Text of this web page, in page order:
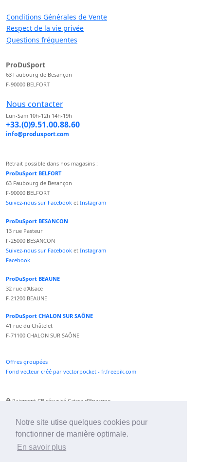
Notre site utise quelques cookies pour
fonctionner de manière optimale.
En savoir plus
Conditions Générales de Vente
Respect de la vie privée
Questions fréquentes
ProDuSport
63 Faubourg de Besançon
F-90000 BELFORT
Nous contacter
Lun-Sam 10h-12h 14h-19h
+33.(0)9.51.00.88.60
info@produsport.com
Retrait possible dans nos magasins :
ProDuSport BELFORT
63 Faubourg de Besançon
F-90000 BELFORT
Suivez-nous sur Facebook et Instagram
ProDuSport BESANCON
13 rue Pasteur
F-25000 BESANCON
Suivez-nous sur Facebook et Instagram
Facebook
ProDuSport BEAUNE
32 rue d'Alsace
F-21200 BEAUNE
ProDuSport CHALON SUR SAÔNE
41 rue du Châtelet
F-71100 CHALON SUR SAÔNE
Offres groupées
Fond vecteur créé par vectorpocket - fr.freepik.com
Paiement CB sécurisé Caisse d'Epargne
Paiement Paypal accepté